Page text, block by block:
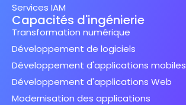
Services IAM
Capacités d'ingénierie
Transformation numérique
Développement de logiciels
Développement d'applications mobiles
Développement d'applications Web
Modernisation des applications